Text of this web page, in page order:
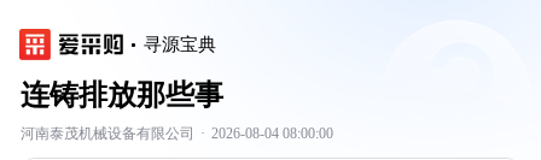
寻源宝典
连铸排放那些事
河南泰茂机械设备有限公司 · 2026-08-04 08:00:00